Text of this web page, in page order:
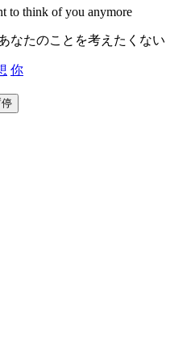
to think of you anymore
なたのことを考えたくない
你